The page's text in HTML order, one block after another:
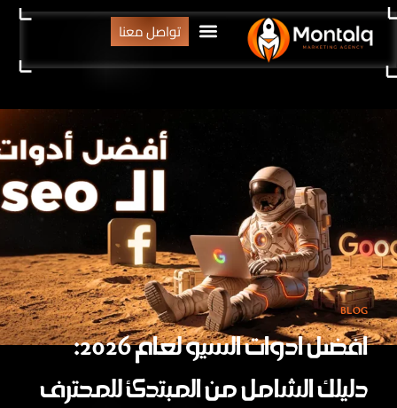
تواصل معنا
BLOG
افضل ادوات السيو لعام 2026:
دليلك الشامل من المبتدئ للمحترف